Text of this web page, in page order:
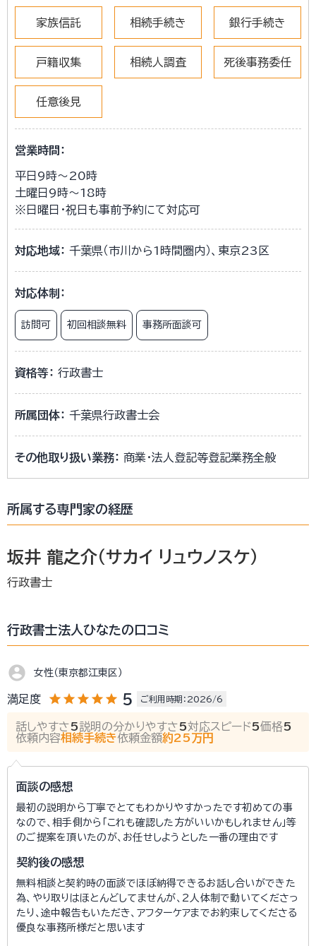
家族信託 相続手続き 銀行手続き
戸籍収集 相続人調査 死後事務委任
任意後見
営業時間：
平日9時～20時
土曜日9時～18時
※日曜日・祝日も事前予約にて対応可
対応地域： 千葉県（市川から1時間圏内）、東京23区
対応体制：
訪問可 初回相談無料 事務所面談可
資格等： 行政書士
所属団体： 千葉県行政書士会
その他取り扱い業務： 商業・法人登記等登記業務全般
所属する専門家の経歴
坂井 龍之介（サカイ リュウノスケ）
行政書士
行政書士法人ひなたの口コミ
account_circle 女性（東京都江東区）
満足度 star star star star star 5 ご利用時期：2026/6
話しやすさ5説明の分かりやすさ5対応スピード5価格5
依頼内容相続手続き依頼金額約25万円
面談の感想
最初の説明から丁寧でとてもわかりやすかったです初めての事
なので、相手側から｢これも確認した方がいいかもしれません｣等
のご提案を頂いたのが、お任せしようとした一番の理由です
契約後の感想
無料相談と契約時の面談でほぼ納得できるお話し合いができた
為、やり取りはほとんどしてませんが、2人体制で動いてくださっ
たり、途中報告もいただき、アフターケアまでお約束してくださる
優良な事務所様だと思います